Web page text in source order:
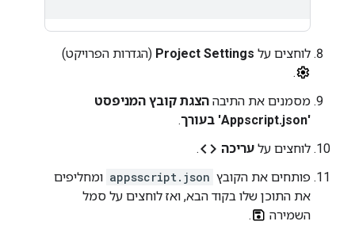
לוחצים על Project Settings (הגדרות הפרויקט)
.
מסמנים את התיבה הצגת קובץ המניפסט
'Appscript.json' בעורך
.
לוחצים על עריכה code
.
פותחים את הקובץ appsscript.json ומחליפים
את התוכן שלו בקוד הבא, ואז לוחצים על סמל
השמירה
.